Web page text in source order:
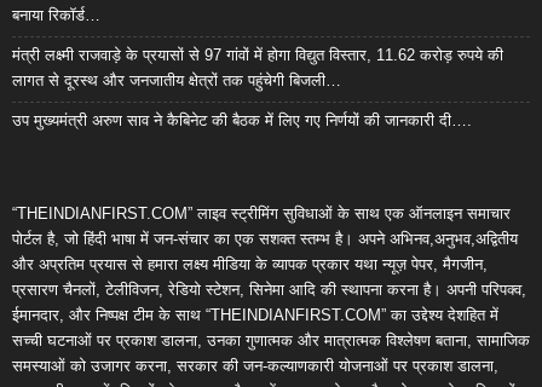
बनाया रिकॉर्ड…
मंत्री लक्ष्मी राजवाड़े के प्रयासों से 97 गांवों में होगा विद्युत विस्तार, 11.62 करोड़ रुपये की
लागत से दूरस्थ और जनजातीय क्षेत्रों तक पहुंचेगी बिजली…
उप मुख्यमंत्री अरुण साव ने कैबिनेट की बैठक में लिए गए निर्णयों की जानकारी दी….
“THEINDIANFIRST.COM” लाइव स्ट्रीमिंग सुविधाओं के साथ एक ऑनलाइन समाचार
पोर्टल है, जो हिंदी भाषा में जन-संचार का एक सशक्त स्तम्भ है। अपने अभिनव,अनुभव,अद्वितीय
और अप्रतिम प्रयास से हमारा लक्ष्य मीडिया के व्यापक प्रकार यथा न्यूज़ पेपर, मैगजीन,
प्रसारण चैनलों, टेलीविजन, रेडियो स्टेशन, सिनेमा आदि की स्थापना करना है। अपनी परिपक्व,
ईमानदार, और निष्पक्ष टीम के साथ “THEINDIANFIRST.COM” का उद्देश्य देशहित में
सच्ची घटनाओं पर प्रकाश डालना, उनका गुणात्मक और मात्रात्मक विश्लेषण बताना, सामाजिक
समस्याओं को उजागर करना, सरकार की जन-कल्याणकारी योजनाओं पर प्रकाश डालना,